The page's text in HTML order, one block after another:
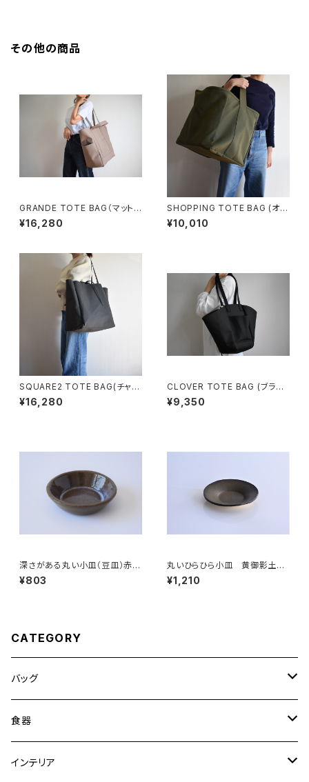
その他の商品
GRANDE TOTE BAG（マットブ
ラウン）
¥16,280
SHOPPING TOTE BAG (オリ
ーブ/カーキ)
¥10,010
SQUARE2 TOTE BAG(チャコ
ール/グレー）
¥16,280
CLOVER TOTE BAG (ブラッ
ク)
¥9,350
深さがある丸い小皿（豆皿）赤土
×乳濁灰釉
¥803
丸いひらひら小皿 黄御影土×
錆釉
¥1,210
CATEGORY
バッグ
トートバッグ
ショルダーバッグ
食器
大皿
インテリア